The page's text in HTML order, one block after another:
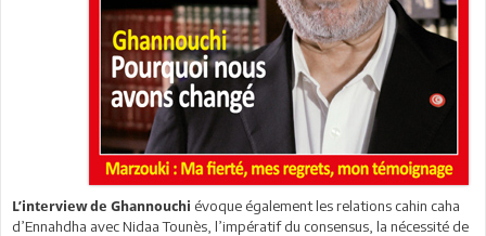
L’interview de Ghannouchi évoque également les relations cahin caha
d’Ennahdha avec Nidaa Tounès, l’impératif du consensus, la nécessité de